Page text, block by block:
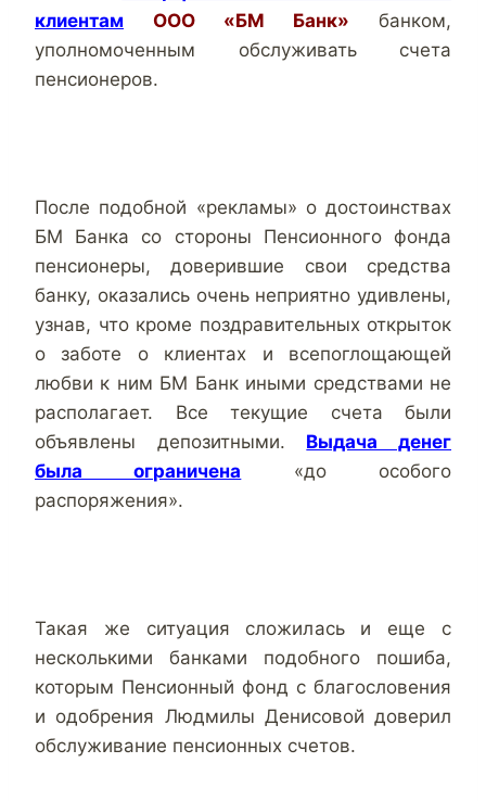
клиентам
ООО «БМ Банк» банком,
уполномоченным обслуживать счета
пенсионеров.
После подобной «рекламы» о достоинствах
БМ Банка со стороны Пенсионного фонда
пенсионеры, доверившие свои средства
банку, оказались очень неприятно удивлены,
узнав, что кроме поздравительных открыток
о заботе о клиентах и всепоглощающей
любви к ним БМ Банк иными средствами не
располагает. Все текущие счета были
объявлены депозитными. Выдача денег
была ограничена «до особого
распоряжения».
Такая же ситуация сложилась и еще с
несколькими банками подобного пошиба,
которым Пенсионный фонд с благословения
и одобрения Людмилы Денисовой доверил
обслуживание пенсионных счетов.